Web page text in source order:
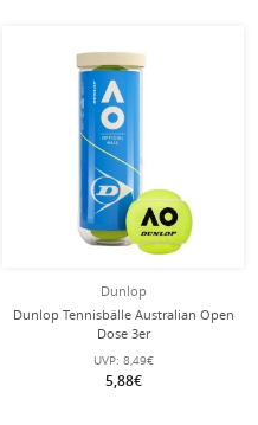
Dunlop
Dunlop Tennisbälle Australian Open
Dose 3er
UVP: 8,49€
5,88€